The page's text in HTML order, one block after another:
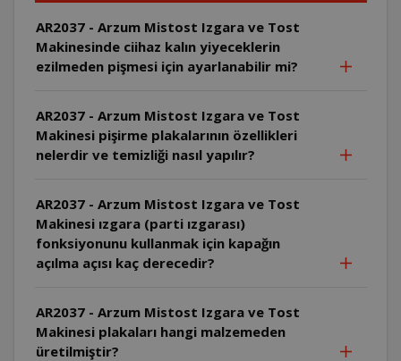
AR2037 - Arzum Mistost Izgara ve Tost
Makinesinde ciihaz kalın yiyeceklerin
ezilmeden pişmesi için ayarlanabilir mi?
AR2037 - Arzum Mistost Izgara ve Tost
Makinesi pişirme plakalarının özellikleri
nelerdir ve temizliği nasıl yapılır?
AR2037 - Arzum Mistost Izgara ve Tost
Makinesi ızgara (parti ızgarası)
fonksiyonunu kullanmak için kapağın
açılma açısı kaç derecedir?
AR2037 - Arzum Mistost Izgara ve Tost
Makinesi plakaları hangi malzemeden
üretilmiştir?